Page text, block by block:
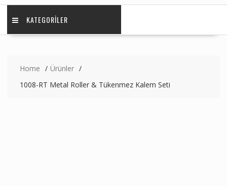
KATEGORILER
Home
Ürünler
1008-RT Metal Roller & Tükenmez Kalem Seti